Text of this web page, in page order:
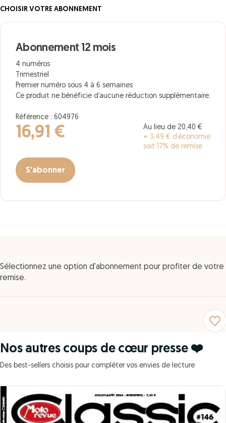
CHOISIR VOTRE ABONNEMENT
Abonnement 12 mois
4 numéros
Trimestriel
Premier numéro sous 4 à 6 semaines
Ce produit ne bénéficie d’aucune réduction supplémentaire.
Référence : 604976
16,91 €
Au lieu de 20,40 €
= 3,49 € d’économie
soit 17% de remise
S'abonner
Sélectionnez une option d'abonnement pour profiter de votre
remise.
Nos autres coups de cœur presse ❤️
Des best-sellers choisis pour compléter vos envies de lecture